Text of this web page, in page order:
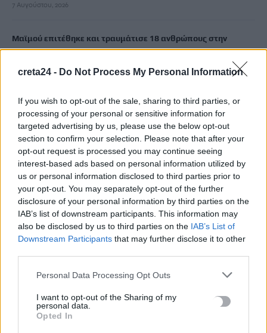
creta24 - Do Not Process My Personal Information
If you wish to opt-out of the sale, sharing to third parties, or
processing of your personal or sensitive information for
targeted advertising by us, please use the below opt-out
section to confirm your selection. Please note that after your
opt-out request is processed you may continue seeing
interest-based ads based on personal information utilized by
us or personal information disclosed to third parties prior to
your opt-out. You may separately opt-out of the further
disclosure of your personal information by third parties on the
IAB’s list of downstream participants. This information may
also be disclosed by us to third parties on the IAB’s List of
Downstream Participants that may further disclose it to other
Personal Data Processing Opt Outs
I want to opt-out of the Sharing of my
personal data.
Opted In
7 Αυγούστου, 2026
Μαϊμού επιτέθηκε και τραυμάτισε 18 ανθρώπους στην
Ινδονησία
7 Αυγούστου, 2026
Ριφιφί: Η σειρά του Σωτήρη Τσαφούλια έρχεται στον Alpha
7 Αυγούστου, 2026
Κρίση στη Θέουτα: Ιταλικό «όχι» στο ισπανικό τελεσίγραφο
για τους ελέγχους στα σύνορα
7 Αυγούστου, 2026
Υπουργείο Μετανάστευσης: Σχεδόν 1 εκατ. ευρώ για σχολικές
υποδομές και δημόσιους χώρους στο Δήμο Χανίων και τον
Δήμο Καντάνου-Σελίνου
Τουρκίας και Πακιστάν – «Είναι μόνο στα χαρτιά»
7 Αυγούστου, 2026